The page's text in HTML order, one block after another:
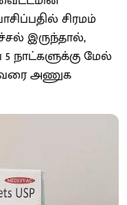
சிரமம்
இருந்தால்,
மேல்
அணுக